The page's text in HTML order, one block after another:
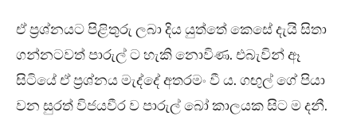
ඒ ප්‍රශ්නයට පිළිතුරු ලබා දිය යුත්තේ කෙසේ දැයි සිතා
ගන්නටවත් පාරුල් ට හැකි නොවිණ. එබැවින් ඈ
සිටියේ ඒ ප්‍රශ්නය මැද්දේ අතරමං වී ය. ගඟුල් ගේ පියා
වන සුරත් විජයවීර ව පාරුල් බෝ කාලයක සිට ම දනී.